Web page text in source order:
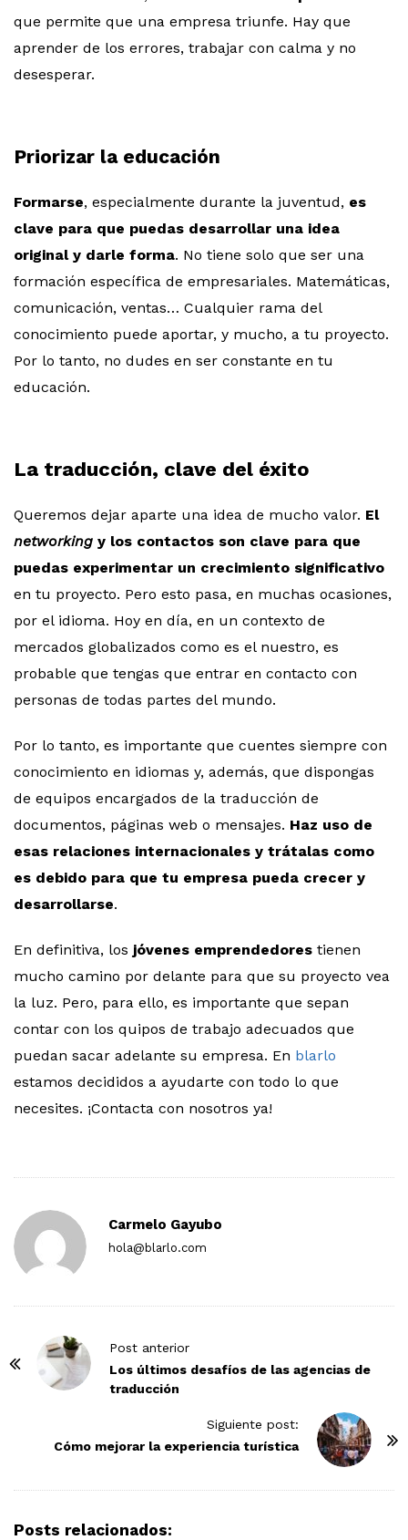
que permite que una empresa triunfe. Hay que
aprender de los errores, trabajar con calma y no
desesperar.
Priorizar la educación
Formarse, especialmente durante la juventud, es
clave para que puedas desarrollar una idea
original y darle forma. No tiene solo que ser una
formación específica de empresariales. Matemáticas,
comunicación, ventas… Cualquier rama del
conocimiento puede aportar, y mucho, a tu proyecto.
Por lo tanto, no dudes en ser constante en tu
educación.
La traducción, clave del éxito
Queremos dejar aparte una idea de mucho valor. El
networking y los contactos son clave para que
puedas experimentar un crecimiento significativo
en tu proyecto. Pero esto pasa, en muchas ocasiones,
por el idioma. Hoy en día, en un contexto de
mercados globalizados como es el nuestro, es
probable que tengas que entrar en contacto con
personas de todas partes del mundo.
Por lo tanto, es importante que cuentes siempre con
conocimiento en idiomas y, además, que dispongas
de equipos encargados de la traducción de
documentos, páginas web o mensajes. Haz uso de
esas relaciones internacionales y trátalas como
es debido para que tu empresa pueda crecer y
desarrollarse.
En definitiva, los jóvenes emprendedores tienen
mucho camino por delante para que su proyecto vea
la luz. Pero, para ello, es importante que sepan
contar con los quipos de trabajo adecuados que
puedan sacar adelante su empresa. En blarlo
estamos decididos a ayudarte con todo lo que
necesites. ¡Contacta con nosotros ya!
Carmelo Gayubo
hola@blarlo.com
Post anterior
Los últimos desafíos de las agencias de
traducción
Siguiente post:
Cómo mejorar la experiencia turística
Posts relacionados: